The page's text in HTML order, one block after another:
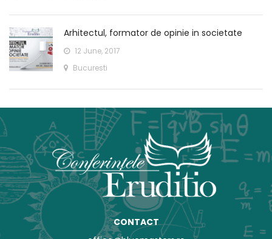
Arhitectul, formator de opinie in societate
12 June, 2017
Bucuresti
CONTACT